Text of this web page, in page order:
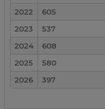
2022
605
2023
537
2024
608
2025
580
2026
397